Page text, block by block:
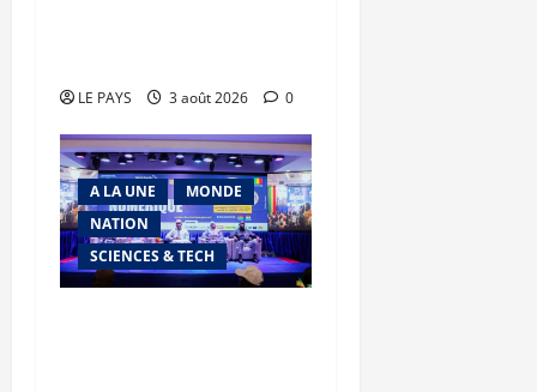
LE PAYS 3 août 2026 0
A LA UNE
MONDE
NATION
SCIENCES & TECH